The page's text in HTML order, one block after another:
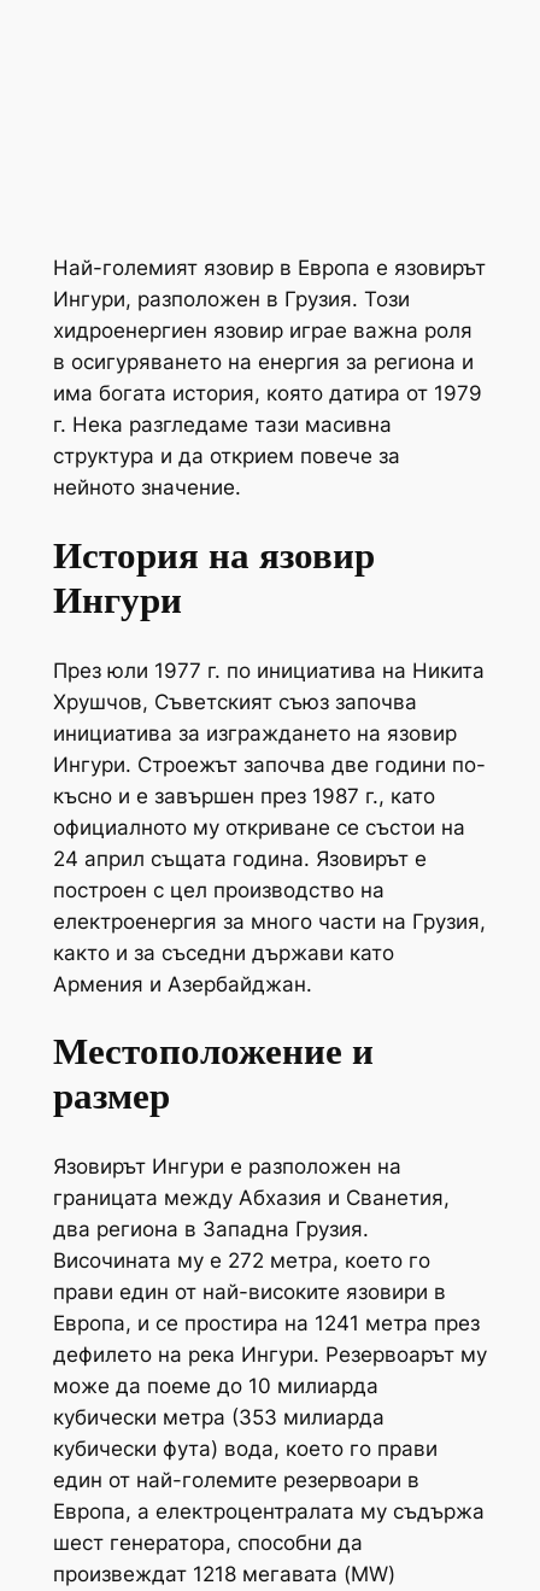
Най-големият язовир в Европа е язовирът
Ингури, разположен в Грузия. Този
хидроенергиен язовир играе важна роля
в осигуряването на енергия за региона и
има богата история, която датира от 1979
г. Нека разгледаме тази масивна
структура и да открием повече за
нейното значение.
История на язовир
Ингури
През юли 1977 г. по инициатива на Никита
Хрушчов, Съветският съюз започва
инициатива за изграждането на язовир
Ингури. Строежът започва две години по-
късно и е завършен през 1987 г., като
официалното му откриване се състои на
24 април същата година. Язовирът е
построен с цел производство на
електроенергия за много части на Грузия,
както и за съседни държави като
Армения и Азербайджан.
Местоположение и
размер
Язовирът Ингури е разположен на
границата между Абхазия и Сванетия,
два региона в Западна Грузия.
Височината му е 272 метра, което го
прави един от най-високите язовири в
Европа, и се простира на 1241 метра през
дефилето на река Ингури. Резервоарът му
може да поеме до 10 милиарда
кубически метра (353 милиарда
кубически фута) вода, което го прави
един от най-големите резервоари в
Европа, а електроцентралата му съдържа
шест генератора, способни да
произвеждат 1218 мегавата (MW)